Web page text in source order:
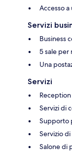
Accesso
Servizi
Business
5 sale per
Una
Servizi
Servizi di
Supporto
Servizio
Salone di